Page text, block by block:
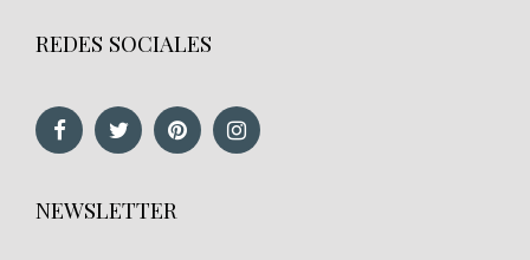
REDES SOCIALES
NEWSLETTER